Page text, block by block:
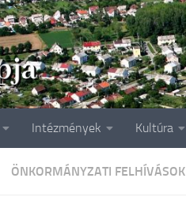
Intézmények Kultúra
ÖNKORMÁNYZATI FELHÍVÁSOK